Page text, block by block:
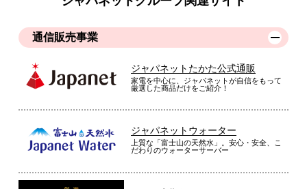
通信販売事業
ジャパネットたかた公式通販
家電を中心に、ジャパネットが自信をもって
厳選した商品だけをご紹介！
ジャパネットウォーター
上質な「富士山の天然水」。安心・安全、こ
だわりのウォーターサーバー